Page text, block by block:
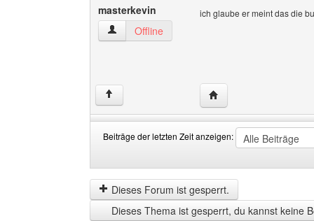
masterkevin
masterkevin Benutzer-Profile anzeigen
Offline
ich glaube er meint das die
↑ Website dieses
Beiträge der letzten Zeit anzeigen:
der
letzten
Zeit
anzeigen
by
Dieses Forum ist gesperrt.
Dieses Thema ist gesperrt, du kannst keine